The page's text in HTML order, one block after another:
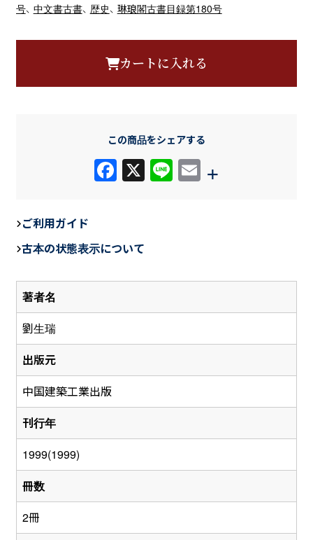
号、 中文書古書、 歴史、 琳琅閣古書目録第180号
著者名
劉生瑞
出版元
中国建築工業出版
刊行年
1999(1999)
冊数
2冊
カートに入れる
この商品をシェアする
F
e
b
o
o
X Li E
+
ご利用ガイド
古本の状態表示について